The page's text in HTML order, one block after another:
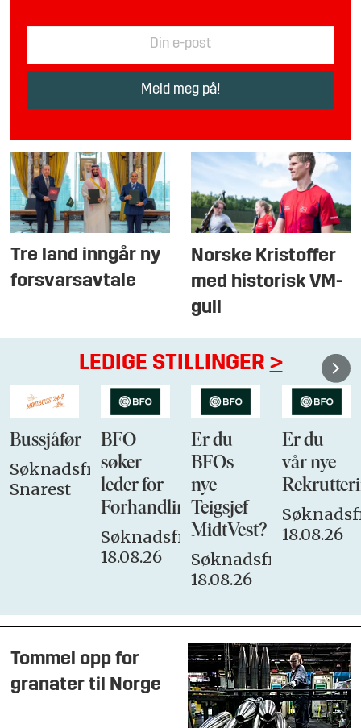
Tre land inngår ny
forsvarsavtale
Norske Kristoffer
med historisk VM-
gull
LEDIGE STILLINGER >
Bussjåfør
Søknadsfrist:
Snarest
BFO
søker
leder for
Forhandlingsutvalget
Søknadsfrist:
18.08.26
Er du
BFOs
nye
Teigsjef
MidtVest?
Søknadsfrist:
18.08.26
Er du
vår nye
18.08.26
Tommel opp for
granater til Norge